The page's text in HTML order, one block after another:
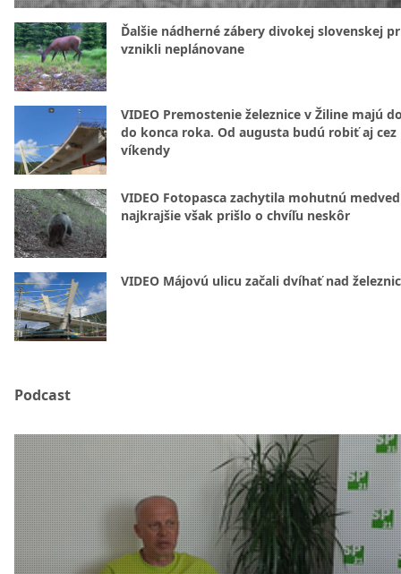
Ďalšie nádherné zábery divokej slovenskej
vznikli neplánovane
VIDEO Premostenie železnice v Žiline majú
do konca roka. Od augusta budú robiť aj cez
víkendy
VIDEO Fotopasca zachytila mohutnú
najkrajšie však prišlo o chvíľu neskôr
VIDEO Májovú ulicu začali dvíhať nad
Podcast